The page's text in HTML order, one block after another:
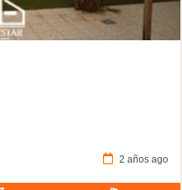
2 años ago